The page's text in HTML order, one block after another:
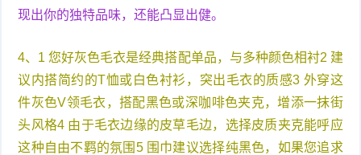
现出你的独特品味，还能凸显出健。
4、1 您好灰色毛衣是经典搭配单品，与多种颜色相衬2 建
议内搭简约的T恤或白色衬衫，突出毛衣的质感3 外穿这
件灰色V领毛衣，搭配黑色或深咖啡色夹克，增添一抹街
头风格4 由于毛衣边缘的皮草毛边，选择皮质夹克能呼应
这种自由不羁的氛围5 围巾建议选择纯黑色，如果您追求